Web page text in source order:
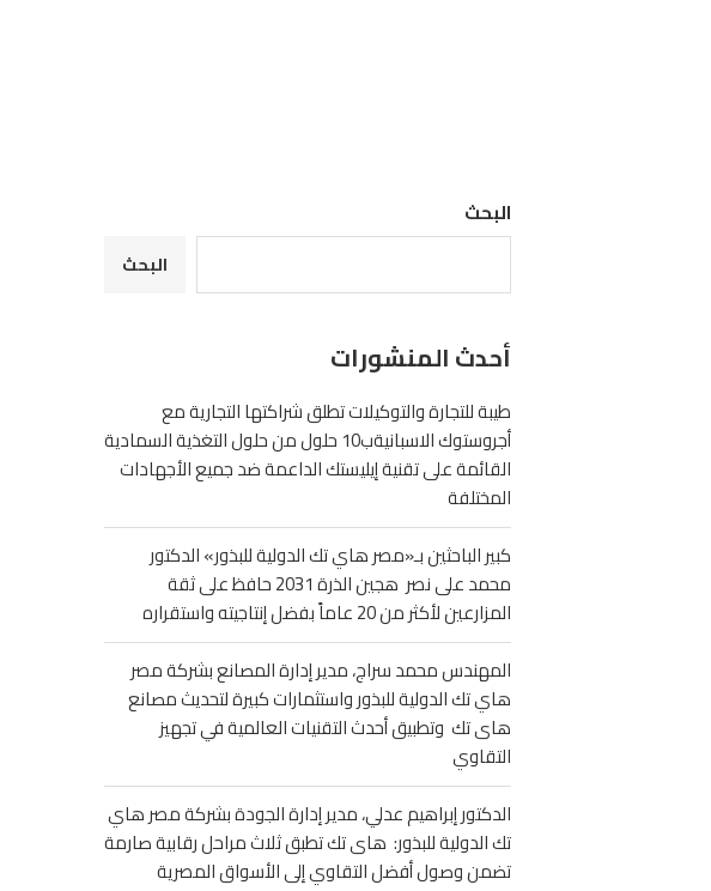
البحث
البحث
أحدث المنشورات
طيبة للتجارة والتوكيلات تطلق شراكتها التجارية مع
أجروستوك الاسبانيةب10 حلول من حلول التغذية السمادية
القائمة على تقنية إيليستك الداعمة ضد جميع الأجهادات
المختلفة
كبير الباحثين بـ«مصر هاي تك الدولية للبذور» الدكتور
محمد على نصر هجين الذرة 2031 حافظ على ثقة
المزارعين لأكثر من 20 عاماً بفضل إنتاجيته واستقراره
المهندس محمد سراج، مدير إدارة المصانع بشركة مصر
هاي تك الدولية للبذور واستثمارات كبيرة لتحديث مصانع
هاى تك وتطبيق أحدث التقنيات العالمية في تجهيز
التقاوي
الدكتور إبراهيم عدلي، مدير إدارة الجودة بشركة مصر هاي
تك الدولية للبذور: هاى تك تطبق ثلاث مراحل رقابية صارمة
تضمن وصول أفضل التقاوي إلى الأسواق المصرية